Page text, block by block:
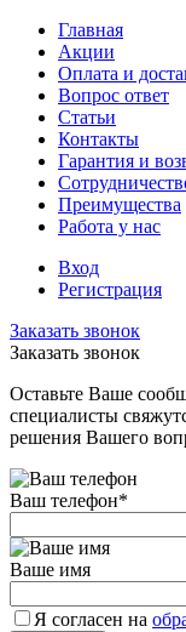
Главная
Акции
Оплата и
Вопрос ответ
Статьи
Контакты
Гарантия и
Преимущества
Работа у нас
Вход
Регистрация
Заказать звонок
Заказать звонок
Оставьте Ваше
специалисты
решения Вашего
Ваш телефон*
Ваше имя
Я согласен на